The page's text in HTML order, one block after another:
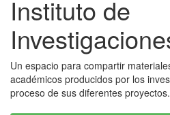
Instituto de
Un espacio para compartir
académicos producidos por los
proceso de sus diferentes proyectos.